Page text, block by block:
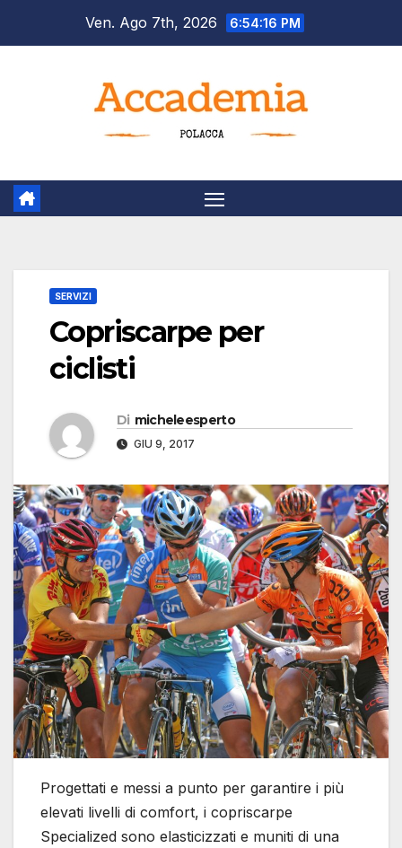
Ven. Ago 7th, 2026 6:54:17 PM
SERVIZI
Copriscarpe per
ciclisti
Di micheleesperto
GIU 9, 2017
Progettati e messi a punto per garantire i più
elevati livelli di comfort, i copriscarpe
Specialized sono elasticizzati e muniti di una